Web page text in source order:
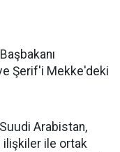
Şerif'i Mekke'deki
Arabistan,
ilişkiler ile ortak